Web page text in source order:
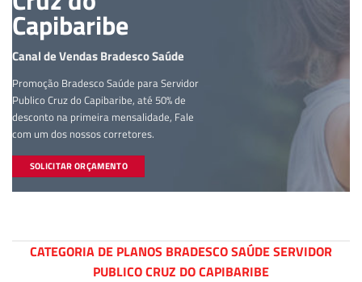
Capibaribe
Canal de Vendas Bradesco Saúde
Promoção Bradesco Saúde para Servidor
Publico Cruz do Capibaribe, até 50% de
desconto na primeira mensalidade, Fale
com um dos nossos corretores.
SOLICITAR ORÇAMENTO
CATEGORIA DE PLANOS BRADESCO SAÚDE SERVIDOR
PUBLICO CRUZ DO CAPIBARIBE